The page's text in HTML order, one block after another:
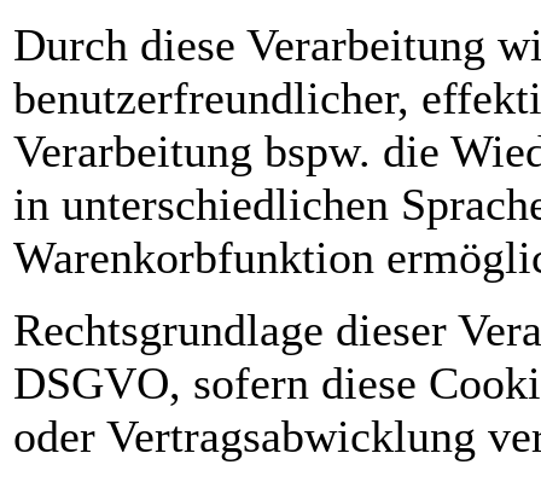
Durch diese Verarbeitung
benutzerfreundlicher,
Verarbeitung bspw. die
in unterschiedlichen
Warenkorbfunktion
Rechtsgrundlage dieser
DSGVO, sofern diese
oder Vertragsabwicklung